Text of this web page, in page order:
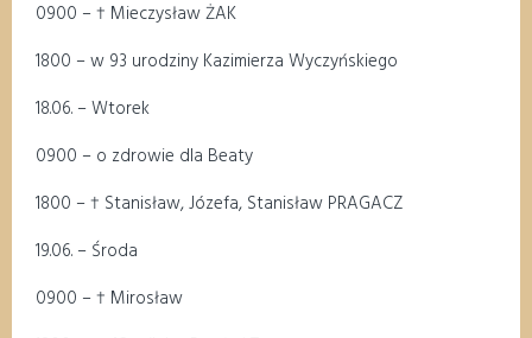
0900 –† Mieczysław ŻAK
1800 –w 93 urodziny Kazimierza Wyczyńskiego
18.06. – Wtorek
0900 – o zdrowie dla Beaty
1800 –† Stanisław, Józefa, Stanisław PRAGACZ
19.06. – Środa
0900 –† Mirosław